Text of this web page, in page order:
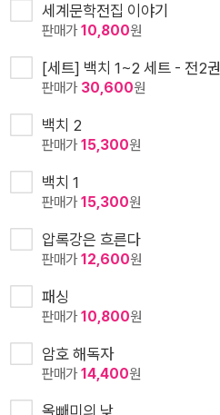
세계문학전집 이야기
판매가10,800원
[세트] 백치 1~2 세트 - 전2권
판매가 30,600원
백치 2
판매가15,300원
백치 1
판매가15,300원
압록강은 흐른다
판매가12,600원
패싱
판매가10,800원
암호 해독자
판매가14,400원
올빼미의 낮